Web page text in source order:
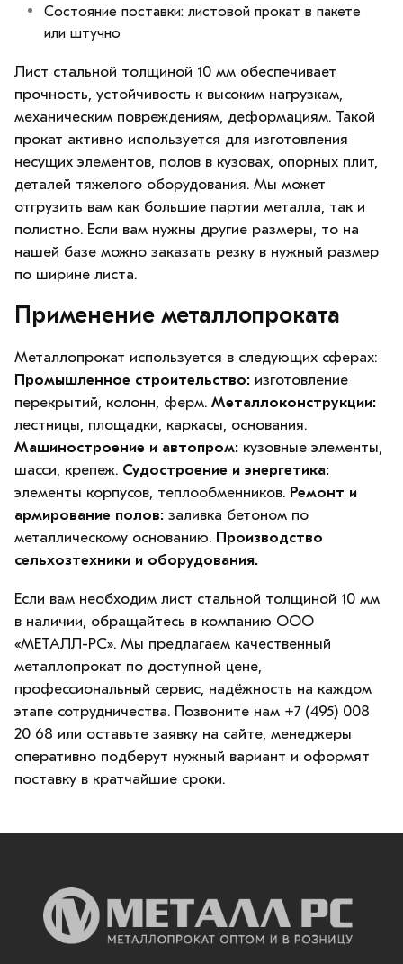
Состояние поставки: листовой прокат в пакете
или штучно
Лист стальной толщиной 10 мм обеспечивает
прочность, устойчивость к высоким нагрузкам,
механическим повреждениям, деформациям. Такой
прокат активно используется для изготовления
несущих элементов, полов в кузовах, опорных плит,
деталей тяжелого оборудования. Мы может
отгрузить вам как большие партии металла, так и
полистно. Если вам нужны другие размеры, то на
нашей базе можно заказать резку в нужный размер
по ширине листа.
Применение металлопроката
Металлопрокат используется в следующих сферах:
Промышленное строительство: изготовление
перекрытий, колонн, ферм. Металлоконструкции:
лестницы, площадки, каркасы, основания.
Машиностроение и автопром: кузовные элементы,
шасси, крепеж. Судостроение и энергетика:
элементы корпусов, теплообменников. Ремонт и
армирование полов: заливка бетоном по
металлическому основанию. Производство
сельхозтехники и оборудования.
Если вам необходим лист стальной толщиной 10 мм
в наличии, обращайтесь в компанию ООО
«МЕТАЛЛ-РС». Мы предлагаем качественный
металлопрокат по доступной цене,
профессиональный сервис, надёжность на каждом
этапе сотрудничества. Позвоните нам +7 (495) 008
20 68 или оставьте заявку на сайте, менеджеры
оперативно подберут нужный вариант и оформят
поставку в кратчайшие сроки.